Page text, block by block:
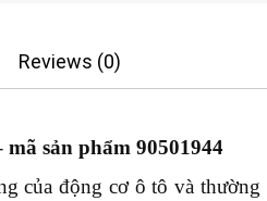
Reviews (0)
mã sản phẩm 90501944
của động cơ ô tô và